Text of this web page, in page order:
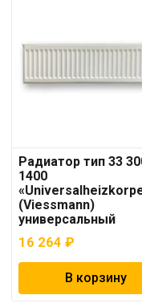
Радиатор тип 33
1400
(Viessmann)
универсальный
16 264 ₽
В корзину